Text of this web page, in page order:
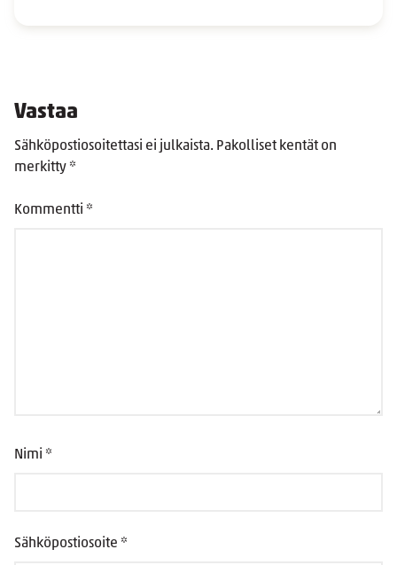
Vastaa
Sähköpostiosoitettasi ei julkaista. Pakolliset kentät on
merkitty *
Kommentti *
Nimi *
Sähköpostiosoite *